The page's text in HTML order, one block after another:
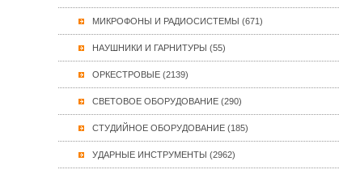
МИКРОФОНЫ И РАДИОСИСТЕМЫ (671)
НАУШНИКИ И ГАРНИТУРЫ (55)
ОРКЕСТРОВЫЕ (2139)
СВЕТОВОЕ ОБОРУДОВАНИЕ (290)
СТУДИЙНОЕ ОБОРУДОВАНИЕ (185)
УДАРНЫЕ ИНСТРУМЕНТЫ (2962)